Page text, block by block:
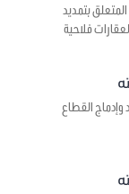
الحكومة عدد 18 لسنة 2020 المؤرخ في 12 ماي 2020 المتعلق بتمديد
فلاحية
وإدماج القطاع